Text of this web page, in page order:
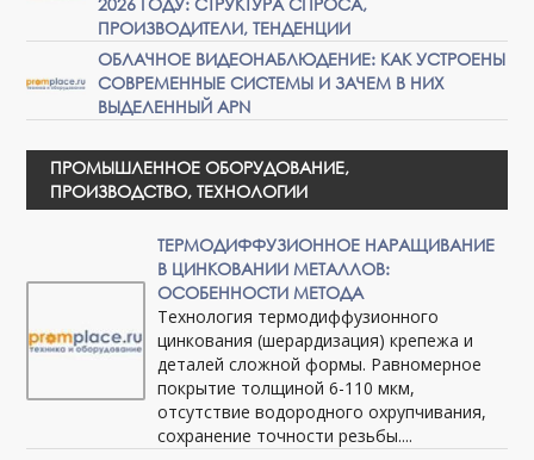
ПРОИЗВОДИТЕЛИ, ТЕНДЕНЦИИ
ОБЛАЧНОЕ ВИДЕОНАБЛЮДЕНИЕ: КАК УСТРОЕНЫ
СОВРЕМЕННЫЕ СИСТЕМЫ И ЗАЧЕМ В НИХ
ВЫДЕЛЕННЫЙ APN
ПРОМЫШЛЕННОЕ ОБОРУДОВАНИЕ,
ПРОИЗВОДСТВО, ТЕХНОЛОГИИ
ТЕРМОДИФФУЗИОННОЕ НАРАЩИВАНИЕ
В ЦИНКОВАНИИ МЕТАЛЛОВ:
ОСОБЕННОСТИ МЕТОДА
Технология термодиффузионного
цинкования (шерардизация) крепежа и
деталей сложной формы. Равномерное
покрытие толщиной 6-110 мкм,
отсутствие водородного охрупчивания,
сохранение точности резьбы....